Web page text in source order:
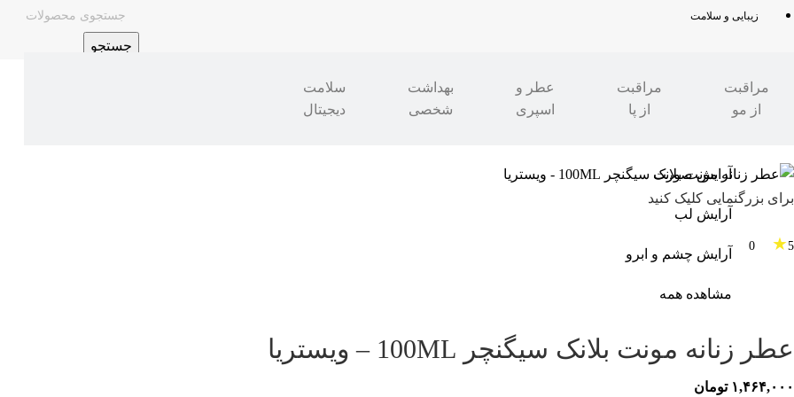
جستجو
زیبایی و سلامت
مراقبت
از مو
مراقبت
از پا
عطر و
اسپری
بهداشت
شخصی
سلامت
دیجیتال
آرایش صورت
آرایش لب
آرایش چشم و ابرو
مشاهده همه
مدرن شو» زیبایی و سلامت
برای بزرگنمایی کلیک کنید
5
★
عطر زنانه مونت بلانک سیگنچر 100ML – ویستریا
۱,۴۶۴,۰۰۰ تومان